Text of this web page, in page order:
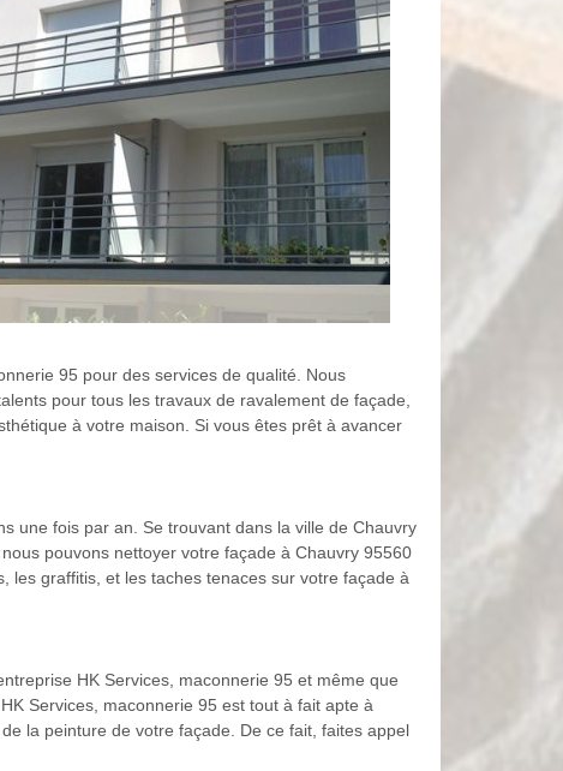
95 pour des services de qualité. Nous
pour tous les travaux de ravalement de façade,
à votre maison. Si vous êtes prêt à avancer
une fois par an. Se trouvant dans la ville de Chauvry
pouvons nettoyer votre façade à Chauvry 95560
les graffitis, et les taches tenaces sur votre façade à
HK Services, maconnerie 95 et même que
Services, maconnerie 95 est tout à fait apte à
la peinture de votre façade. De ce fait, faites appel